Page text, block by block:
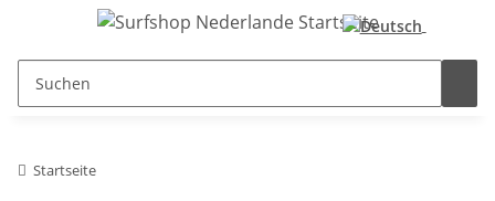
Startseite